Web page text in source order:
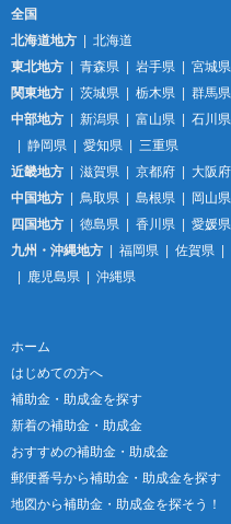
全国
北海道地方
北海道
東北地方
青森県 岩手県 宮城県
関東地方
茨城県 栃木県 群馬県
中部地方
新潟県 富山県 石川県
静岡県
愛知県
三重県
近畿地方
滋賀県 京都府 大阪府
中国地方
鳥取県 島根県 岡山県
四国地方
徳島県 香川県 愛媛県
九州・沖縄地方
福岡県 佐賀県
鹿児島県
沖縄県
ホーム
はじめての方へ
補助金・助成金を探す
新着の補助金・助成金
おすすめの補助金・助成金
郵便番号から補助金・助成金を探す
地図から補助金・助成金を探そう！